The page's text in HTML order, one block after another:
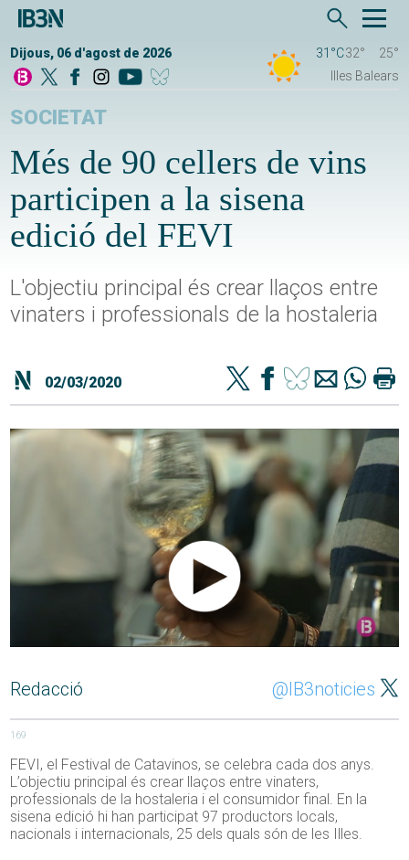
Dijous, 06 d'agost de 2026 31°C32°
25°
Illes Balears
SOCIETAT
Més de 90 cellers de vins
participen a la sisena
edició del FEVI
L'objectiu principal és crear llaços entre
vinaters i professionals de la hostaleria
02/03/2020
Redacció @IB3noticies
169
FEVI, el Festival de Catavinos, se celebra cada dos anys.
L’objectiu principal és crear llaços entre vinaters,
professionals de la hostaleria i el consumidor final. En la
sisena edició hi han participat 97 productors locals,
nacionals i internacionals, 25 dels quals són de les Illes.